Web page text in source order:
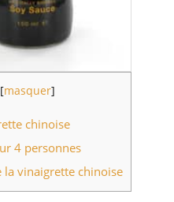
[masquer]
chinoise
4 personnes
la vinaigrette chinoise